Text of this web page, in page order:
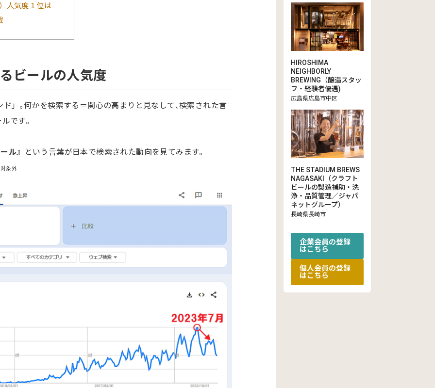
人気度１位は
ビールの人気度
」｡何かを検索する＝関心の高まりと見なして､検索された言
です｡
ル』という言葉が日本で検索された動向を見てみます｡
象外
HIROSHIMA
NEIGHBORLY
BREWING（醸造スタッ
フ・経験者優遇)
広島県広島市中区
THE STADIUM BREWS
NAGASAKI（クラフト
ビールの製造補助・洗
浄・品質管理／ジャパ
ネットグループ）
長崎県長崎市
企業会員の登録
はこちら
個人会員の登録
はこちら